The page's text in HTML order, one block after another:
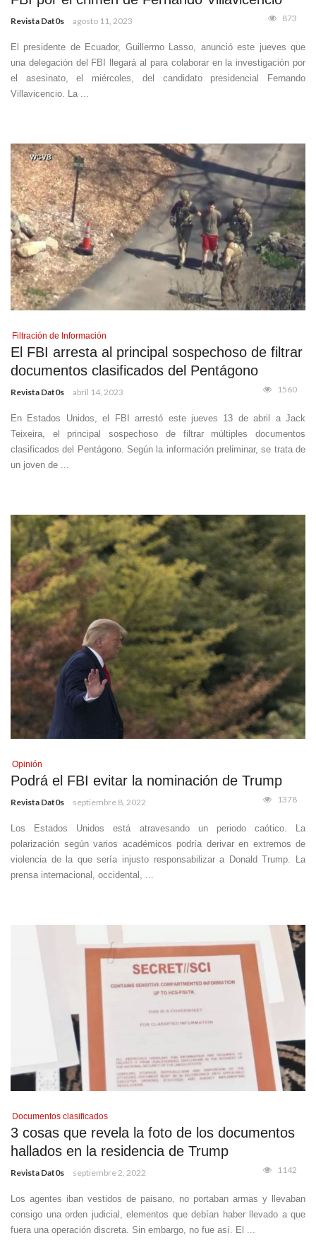
Revista Dat0s agosto 11, 2023 873
El presidente de Ecuador, Guillermo Lasso, anunció este jueves que
una delegación del FBI llegará al para colaborar en la investigación por
el asesinato, el miércoles, del candidato presidencial Fernando
Villavicencio. La ...
Filtración de Información
El FBI arresta al principal sospechoso de filtrar
documentos clasificados del Pentágono
Revista Dat0s abril 14, 2023 1560
En Estados Unidos, el FBI arrestó este jueves 13 de abril a Jack
Teixeira, el principal sospechoso de filtrar múltiples documentos
clasificados del Pentágono. Según la información preliminar, se trata de
un joven de ...
Opinión
Podrá el FBI evitar la nominación de Trump
Revista Dat0s septiembre 8, 2022 1378
Los Estados Unidos está atravesando un periodo caótico. La
polarización según varios académicos podría derivar en extremos de
violencia de la que sería injusto responsabilizar a Donald Trump. La
prensa internacional, occidental, ...
Documentos clasificados
3 cosas que revela la foto de los documentos
hallados en la residencia de Trump
Revista Dat0s septiembre 2, 2022 1142
Los agentes iban vestidos de paisano, no portaban armas y llevaban
consigo una orden judicial, elementos que debían haber llevado a que
fuera una operación discreta. Sin embargo, no fue así. El ...